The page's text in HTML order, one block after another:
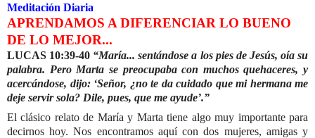
Meditación Diaria
APRENDAMOS A DIFERENCIAR LO BUENO
DE LO MEJOR...
LUCAS 10:39-40 “María... sentándose a los pies de Jesús, oía su
palabra. Pero Marta se preocupaba con muchos quehaceres, y
acercándose, dijo: ‘Señor, ¿no te da cuidado que mi hermana me
deje servir sola? Dile, pues, que me ayude’.”
El clásico relato de María y Marta tiene algo muy importante para
decirnos hoy. Nos encontramos aquí con dos mujeres, amigas y